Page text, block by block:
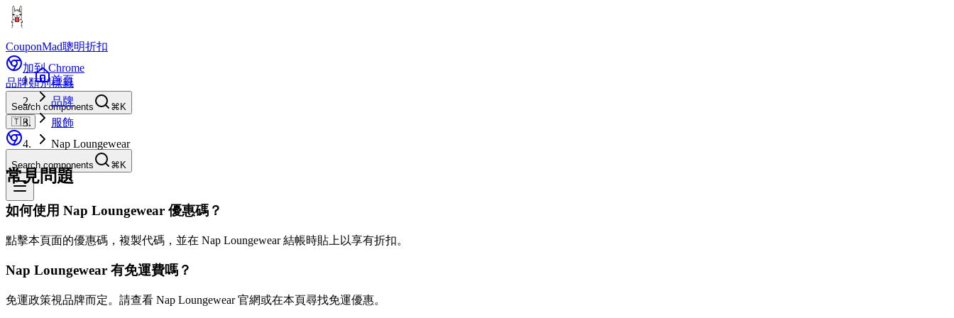
CouponMad聰明折扣
加到 Chrome
品牌類別標籤
Search components
⌘K
🇹🇼
Search components ⌘K
首頁
品牌
服飾
Nap Loungewear
常見問題
如何使用 Nap Loungewear 優惠碼？
點擊本頁面的優惠碼，複製代碼，並在 Nap Loungewear 結帳時貼上以享有折扣。
Nap Loungewear 有免運費嗎？
免運政策視品牌而定。請查看 Nap Loungewear 官網或在本頁尋找免運優惠。